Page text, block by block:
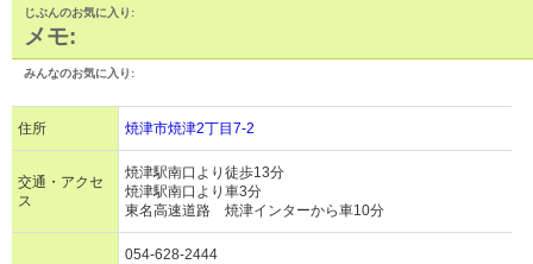
じぶんのお気に入り:
メモ:
みんなのお気に入り:
住所 焼津市焼津2丁目7-2
交通・アクセ
ス
焼津駅南口より徒歩13分
焼津駅南口より車3分
東名高速道路 焼津インターから車10分
054-628-2444